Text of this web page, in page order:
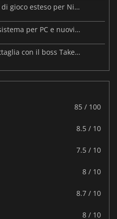
Team Ninja svela un filmato di gioco esteso per Nioh 3
Nioh 3: svelati i requisiti di sistema per PC e nuovi dettagli
Nioh 3 Gameplay - Epica battaglia con il boss Takeda Shingen
85 / 100
8.5 / 10
7.5 / 10
8 / 10
8.7 / 10
8 / 10